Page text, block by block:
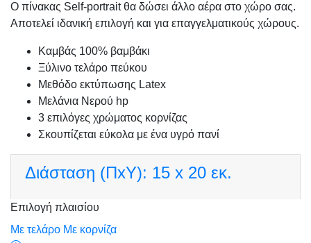
Ο πίνακας Self-portrait θα δώσει άλλο αέρα στο χώρο σας.
Αποτελεί ιδανική επιλογή και για επαγγελματικούς χώρους.
Καμβάς 100% βαμβάκι
Ξύλινο τελάρο πεύκου
Μεθόδο εκτύπωσης Latex
Μελάνια Νερού hp
3 επιλόγες χρώματος κορνίζας
Σκουπίζεται εύκολα με ένα υγρό πανί
Διάσταση (ΠxΥ): 15 x 20 εκ.
Επιλογή πλαισίου
Με τελάρο Με κορνίζα